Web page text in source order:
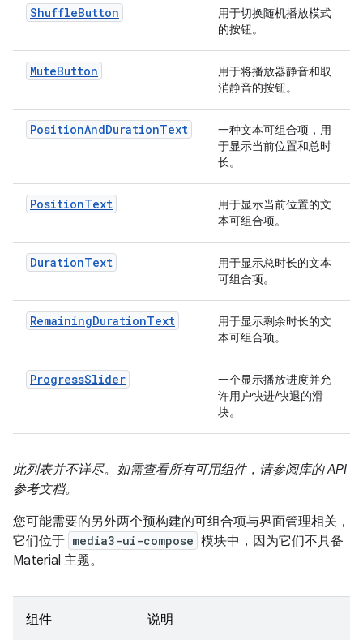
ShuffleButton
用于切换随机播放模式
的按钮。
MuteButton
用于将播放器静音和取
消静音的按钮。
PositionAndDurationText
一种文本可组合项，用
于显示当前位置和总时
长。
PositionText
用于显示当前位置的文
本可组合项。
DurationText
用于显示总时长的文本
可组合项。
RemainingDurationText
用于显示剩余时长的文
本可组合项。
ProgressSlider
一个显示播放进度并允
许用户快进/快退的滑
块。
此列表并不详尽。如需查看所有可用组件，请参阅库的 API
参考文档。
您可能需要的另外两个预构建的可组合项与界面管理相关，
它们位于 media3-ui-compose 模块中，因为它们不具备
Material 主题。
组件 说明